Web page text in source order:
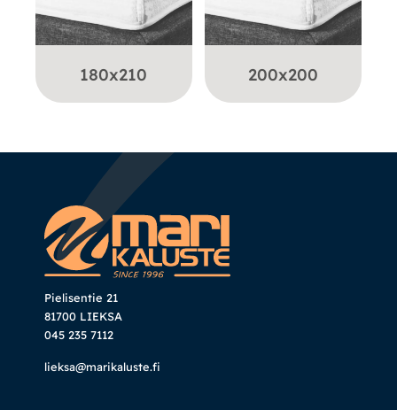
180x210 200x200
Pielisentie 21
81700 LIEKSA
045 235 7112
lieksa@marikaluste.fi